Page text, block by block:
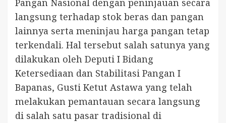
Pangan Nasional dengan peninjauan secara
langsung terhadap stok beras dan pangan
lainnya serta meninjau harga pangan tetap
terkendali. Hal tersebut salah satunya yang
dilakukan oleh Deputi I Bidang
Ketersediaan dan Stabilitasi Pangan I
Bapanas, Gusti Ketut Astawa yang telah
melakukan pemantauan secara langsung
di salah satu pasar tradisional di